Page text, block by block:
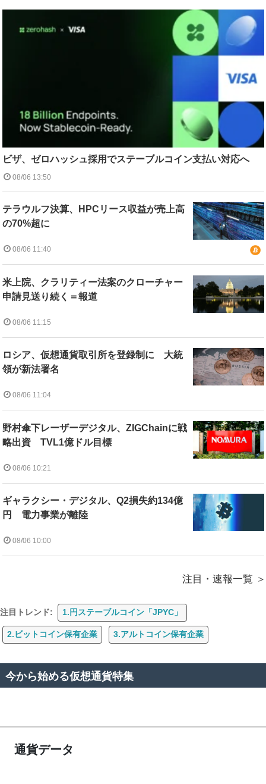
ビザ、ゼロハッシュ採用でステーブルコイン支払い対応へ
08/06 13:50
テラウルフ決算、HPCリース収益が売上高
の70%超に
08/06 11:40
米上院、クラリティー法案のクローチャー
申請見送り続く＝報道
08/06 11:15
ロシア、仮想通貨取引所を登録制に 大統
領が新法署名
08/06 11:04
野村傘下レーザーデジタル、ZIGChainに戦
略出資 TVL1億ドル目標
08/06 10:21
ギャラクシー・デジタル、Q2損失約134億
円 電力事業が離陸
08/06 10:00
注目・速報一覧
注目トレンド: 1.円ステーブルコイン「JPYC」
2.ビットコイン保有企業 3.アルトコイン保有企業
今から始める仮想通貨特集
通貨データ